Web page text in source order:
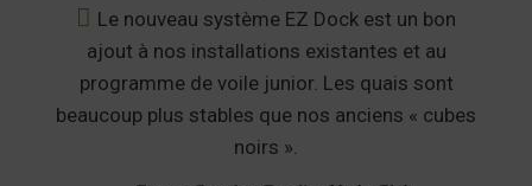
Le nouveau système EZ Dock est un bon
ajout à nos installations existantes et au
programme de voile junior. Les quais sont
beaucoup plus stables que nos anciens « cubes
noirs ».